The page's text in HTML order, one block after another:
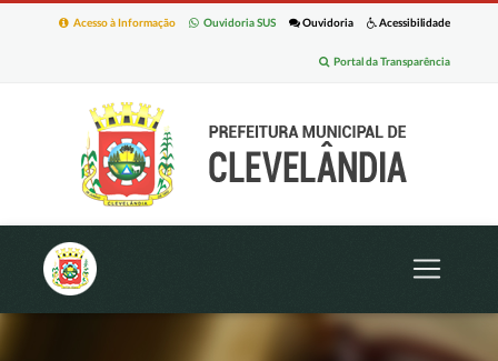
Acessibilidade
Ouvidoria
Ouvidoria SUS
Acesso à Informação
Portal da Transparência